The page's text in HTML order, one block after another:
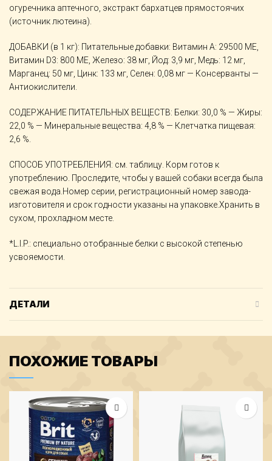
огуречника аптечного, экстракт бархатцев прямостоячих
(источник лютеина).
ДОБАВКИ (в 1 кг): Питательные добавки: Витамин A: 29500 ME,
Витамин D3: 800 ME, Железо: 38 мг, Йод: 3,9 мг, Медь: 12 мг,
Марганец: 50 мг, Цинк: 133 мг, Ceлeн: 0,08 мг — Консерванты —
Антиокислители.
СОДЕРЖАНИЕ ПИТАТЕЛЬНЫХ ВЕЩЕСТВ: Белки: 30,0 % — Жиры:
22,0 % — Минеральные вещества: 4,8 % — Клетчатка пищевая:
2,6 %.
СПОСОБ УПОТРЕБЛЕНИЯ: см. таблицу. Корм готов к
употреблению. Проследите, чтобы у вашей собаки всегда была
свежая вода.Номер серии, регистрационный номер завода-
изготовителя и срок годности указаны на упаковке.Хранить в
сухом, прохладном месте.
*L.I.P.: специально отобранные белки с высокой степенью
усвояемости.
ДЕТАЛИ
ПОХОЖИЕ ТОВАРЫ